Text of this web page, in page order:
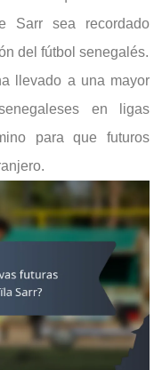
Sarr sea recordado
del fútbol senegalés.
llevado a una mayor
en ligas
para que futuros